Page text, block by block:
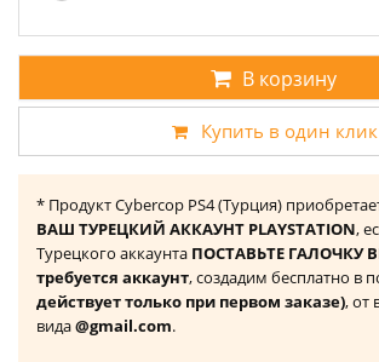
В корзину
Купить в один клик
* Продукт Cybercop PS4 (Турция)
ВАШ ТУРЕЦКИЙ АККАУНТ PLAYSTATION,
Турецкого аккаунта ПОСТАВЬТЕ ГАЛОЧКУ
требуется аккаунт, создадим бесплатно в
действует только при первом заказе), от
вида@gmail.com.